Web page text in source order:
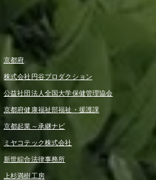
京都府
株式会社円谷プロダクション
公益社団法人全国大学保健管理協会
京都府健康福祉部福祉・援護課
京都起業～承継ナビ
ミヤコテック株式会社
新世綜合法律事務所
上杉満樹工房